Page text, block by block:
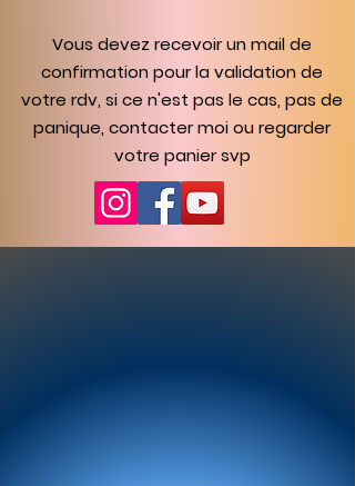
Vous devez recevoir un mail de
confirmation pour la validation de
votre rdv, si ce n'est pas le cas, pas de
panique, contacter moi ou regarder
votre panier svp